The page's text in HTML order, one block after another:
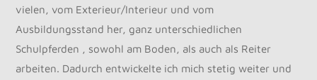
vielen, vom Exterieur/Interieur und vom
Ausbildungsstand her, ganz unterschiedlichen
Schulpferden , sowohl am Boden, als auch als Reiter
arbeiten. Dadurch entwickelte ich mich stetig weiter und